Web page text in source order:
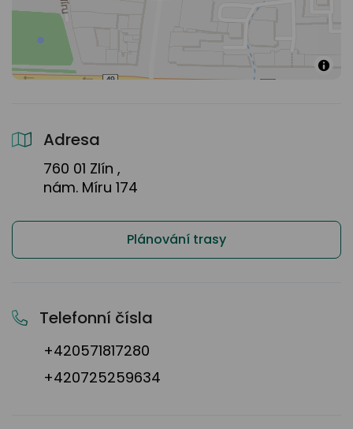
Adresa
760 01 Zlín ,
nám. Míru 174
Plánování trasy
Telefonní čísla
+420571817280
+420725259634